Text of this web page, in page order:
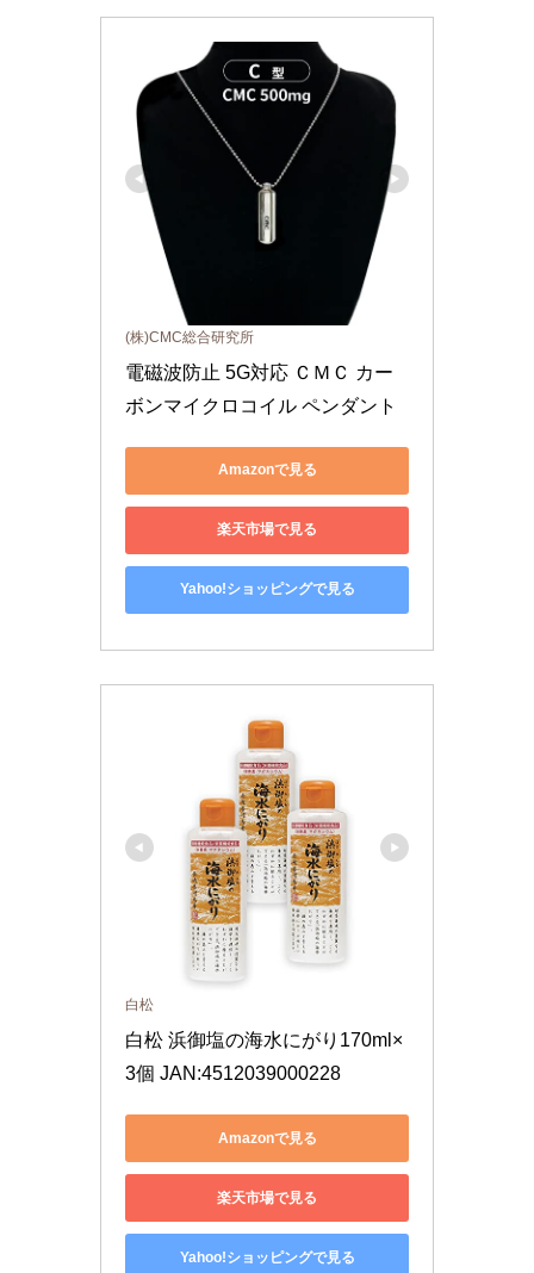
(株)CMC総合研究所
電磁波防止 5G対応 ＣＭＣ カー
ボンマイクロコイル ペンダント
Amazonで見る
楽天市場で見る
Yahoo!ショッピングで見る
白松
白松 浜御塩の海水にがり170ml×
3個 JAN:4512039000228
Amazonで見る
楽天市場で見る
Yahoo!ショッピングで見る